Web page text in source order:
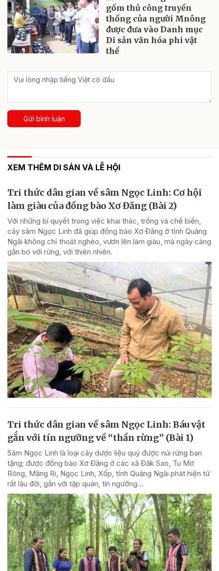
gốm thủ công truyền
thống của người Mnông
được đưa vào Danh mục
Di sản văn hóa phi vật
thể
Gửi bình luận
XEM THÊM DI SẢN VÀ LỄ HỘI
Tri thức dân gian về sâm Ngọc Linh: Cơ hội
làm giàu của đồng bào Xơ Đăng (Bài 2)
Với những bí quyết trong việc khai thác, trồng và chế biến,
cây sâm Ngọc Linh đã giúp đồng bào Xơ Đăng ở tỉnh Quảng
Ngãi không chỉ thoát nghèo, vươn lên làm giàu, mà ngày càng
gắn bó với rừng, với thiên nhiên.
Tri thức dân gian về sâm Ngọc Linh: Báu vật
gắn với tín ngưỡng về “thần rừng” (Bài 1)
Sâm Ngọc Linh là loại cây dược liệu quý được núi rừng ban
tặng; được đồng bào Xơ Đăng ở các xã Đăk Sao, Tu Mơ
Rông, Măng Ri, Ngọc Linh, Xốp, tỉnh Quảng Ngãi phát hiện từ
rất lâu đời, gắn với tập quán, tín ngưỡng...